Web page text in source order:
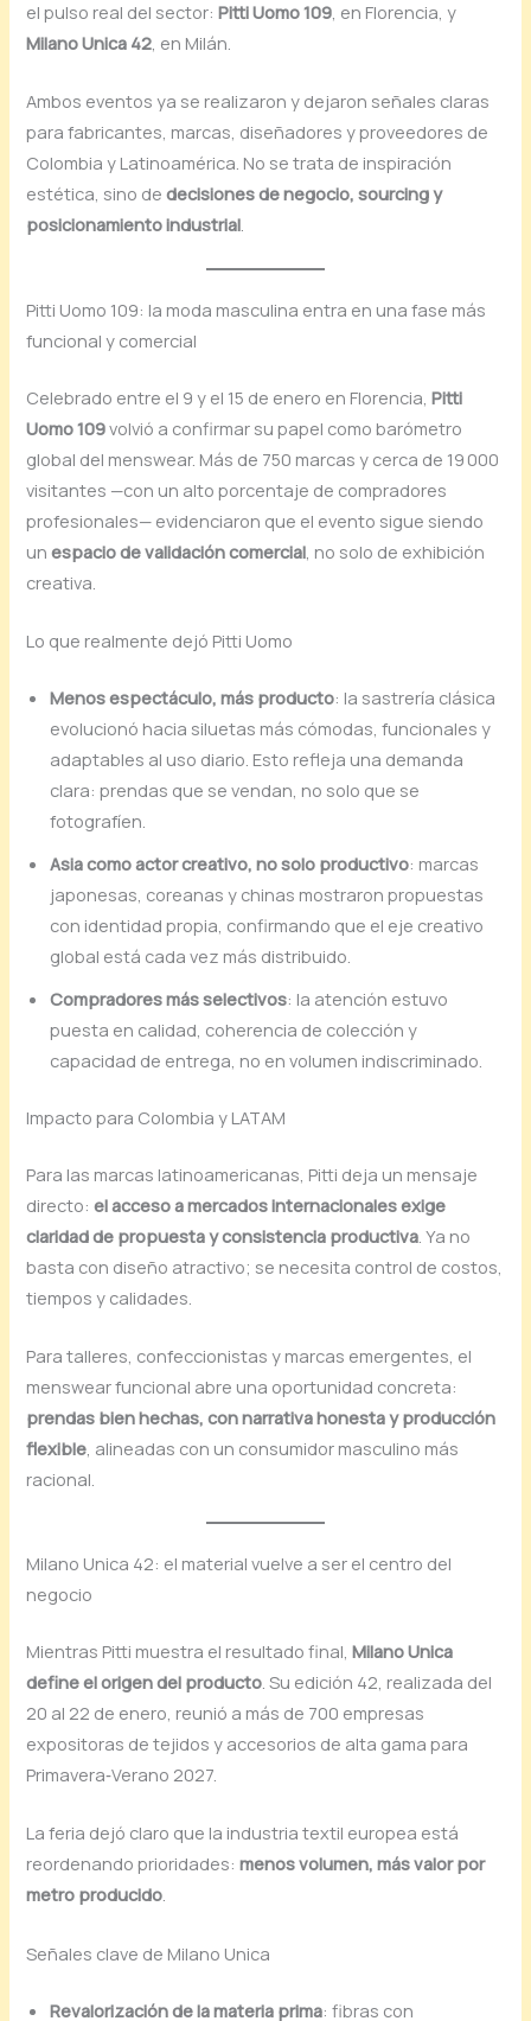
el pulso real del sector:Pitti Uomo 109, en Florencia, y
Milano Unica 42, en Milán.
Ambos eventos ya se realizaron y dejaron señales claras
para fabricantes, marcas, diseñadores y proveedores de
Colombia y Latinoamérica. No se trata de inspiración
estética, sino dedecisiones de negocio, sourcing y
posicionamiento industrial.
Pitti Uomo 109: la moda masculina entra en una fase más
funcional y comercial
Celebrado entre el 9 y el 15 de enero en Florencia,Pitti
Uomo 109volvió a confirmar su papel como barómetro
global del menswear. Más de 750 marcas y cerca de 19 000
visitantes —con un alto porcentaje de compradores
profesionales— evidenciaron que el evento sigue siendo
unespacio de validación comercial , no solo de exhibición
creativa.
Lo que realmente dejó Pitti Uomo
Menos espectáculo, más producto: la sastrería clásica
evolucionó hacia siluetas más cómodas, funcionales y
adaptables al uso diario. Esto refleja una demanda
clara: prendas que se vendan, no solo que se
fotografíen.
Asia como actor creativo, no solo productivo: marcas
japonesas, coreanas y chinas mostraron propuestas
con identidad propia, confirmando que el eje creativo
global está cada vez más distribuido.
Compradores más selectivos: la atención estuvo
puesta en calidad, coherencia de colección y
capacidad de entrega, no en volumen indiscriminado.
Impacto para Colombia y LATAM
Para las marcas latinoamericanas, Pitti deja un mensaje
directo:el acceso a mercados internacionales exige
claridad de propuesta y consistencia productiva . Ya no
basta con diseño atractivo; se necesita control de costos,
tiempos y calidades.
Para talleres, confeccionistas y marcas emergentes, el
menswear funcional abre una oportunidad concreta:
prendas bien hechas, con narrativa honesta y producción
flexible , alineadas con un consumidor masculino más
racional.
Milano Unica 42: el material vuelve a ser el centro del
negocio
Mientras Pitti muestra el resultado final,Milano Unica
define el origen del producto. Su edición 42, realizada del
20 al 22 de enero, reunió a más de 700 empresas
expositoras de tejidos y accesorios de alta gama para
Primavera‑Verano 2027.
La feria dejó claro que la industria textil europea está
reordenando prioridades:menos volumen, más valor por
metro producido.
Señales clave de Milano Unica
Revalorización de la materia prima: fibras con